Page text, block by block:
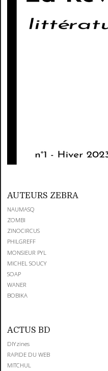
AUTEURS ZEBRA
NAUMASQ
ZOMBI
ZINOCIRCUS
PHILGREFF
MONSIEUR PYL
MICHEL SOUCY
SOAP
WANER
BOBIKA
ACTUS BD
DIYzines
RAPIDE DU WEB
MITCHUL